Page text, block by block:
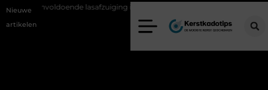
Nieuwe
artikelen
lasafzuiging in productiebedrijven